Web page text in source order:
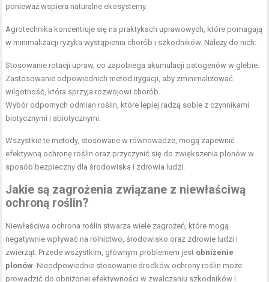
ponieważ wspiera naturalne ekosystemy.
Agrotechnika koncentruje się na praktykach uprawowych, które pomagają
w minimalizacji ryzyka wystąpienia chorób i szkodników. Należy do nich:
Stosowanie rotacji upraw, co zapobiega akumulacji patogenów w glebie.
Zastosowanie odpowiednich metod irygacji, aby zminimalizować
wilgotność, która sprzyja rozwojowi chorób.
Wybór odpornych odmian roślin, które lepiej radzą sobie z czynnikami
biotycznymi i abiotycznymi.
Wszystkie te metody, stosowane w równowadze, mogą zapewnić
efektywną ochronę roślin oraz przyczynić się do zwiększenia plonów w
sposób bezpieczny dla środowiska i zdrowia ludzi.
Jakie są zagrożenia związane z niewłaściwą
ochroną roślin?
Niewłaściwa ochrona roślin stwarza wiele zagrożeń, które mogą
negatywnie wpływać na rolnictwo, środowisko oraz zdrowie ludzi i
zwierząt. Przede wszystkim, głównym problemem jest obniżenie
plonów. Nieodpowiednie stosowanie środków ochrony roślin może
prowadzić do obniżonej efektywności w zwalczaniu szkodników i